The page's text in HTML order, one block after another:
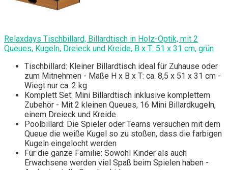
Relaxdays Tischbillard, Billardtisch in Holz-Optik, mit 2
Queues, Kugeln, Dreieck und Kreide, B x T: 51 x 31 cm, grün
Tischbillard: Kleiner Billardtisch ideal für Zuhause oder
zum Mitnehmen - Maße H x B x T: ca. 8,5 x 51 x 31 cm -
Wiegt nur ca. 2 kg
Komplett Set: Mini Billardtisch inklusive komplettem
Zubehör - Mit 2 kleinen Queues, 16 Mini Billardkugeln,
einem Dreieck und Kreide
Poolbillard: Die Spieler oder Teams versuchen mit dem
Queue die weiße Kugel so zu stoßen, dass die farbigen
Kugeln eingelocht werden
Für die ganze Familie: Sowohl Kinder als auch
Erwachsene werden viel Spaß beim Spielen haben -